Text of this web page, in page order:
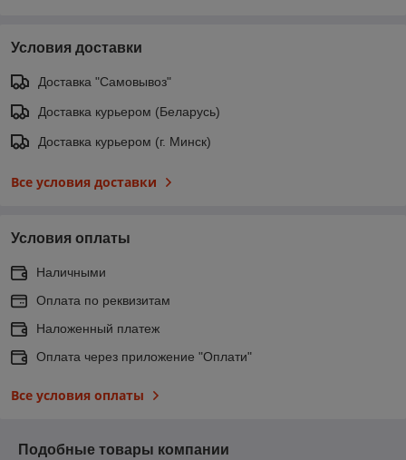
Условия доставки
Доставка "Самовывоз"
Доставка курьером (Беларусь)
Доставка курьером (г. Минск)
Все условия доставки
Условия оплаты
Наличными
Оплата по реквизитам
Наложенный платеж
Оплата через приложение "Оплати"
Все условия оплаты
Подобные товары компании